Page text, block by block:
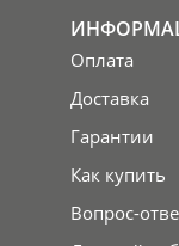
Оплата
Доставка
Гарантии
Как купить
Вопрос-